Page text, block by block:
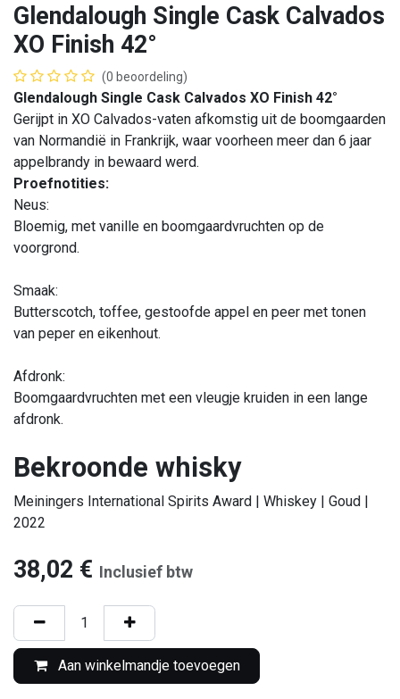
Glendalough Single Cask Calvados
XO Finish 42°
(0 beoordeling)
Glendalough Single Cask Calvados XO Finish 42°
Gerijpt in XO Calvados-vaten afkomstig uit de boomgaarden
van Normandië in Frankrijk, waar voorheen meer dan 6 jaar
appelbrandy in bewaard werd.
Proefnotities:
Neus:
Bloemig, met vanille en boomgaardvruchten op de
voorgrond.
Smaak:
Butterscotch, toffee, gestoofde appel en peer met tonen
van peper en eikenhout.
Afdronk:
Boomgaardvruchten met een vleugje kruiden in een lange
afdronk.
Bekroonde whisky
Meiningers International Spirits Award | Whiskey | Goud |
2022
38,02 € Inclusief btw
Aan winkelmandje toevoegen